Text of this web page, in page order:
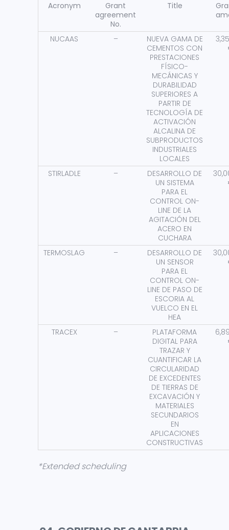
Acronym
Grant
agreement
No.
Title
NUCAAS –
NUEVA GAMA DE
CEMENTOS CON
PRESTACIONES
FÍSICO-
MECÁNICAS Y
DURABILIDAD
SUPERIORES A
PARTIR DE
TECNOLOGÍA DE
ACTIVACIÓN
ALCALINA DE
SUBPRODUCTOS
INDUSTRIALES
LOCALES
STIRLADLE –
DESARROLLO DE
UN SISTEMA
PARA EL
CONTROL ON-
LINE DE LA
AGITACIÓN DEL
ACERO EN
CUCHARA
TERMOSLAG –
DESARROLLO DE
UN SENSOR
PARA EL
CONTROL ON-
LINE DE PASO DE
ESCORIA AL
VUELCO EN EL
HEA
TRACEX –
PLATAFORMA
DIGITAL PARA
TRAZAR Y
CUANTIFICAR LA
CIRCULARIDAD
DE EXCEDENTES
DE TIERRAS DE
EXCAVACIÓN Y
MATERIALES
SECUNDARIOS
EN
APLICACIONES
CONSTRUCTIVAS
*Extended scheduling